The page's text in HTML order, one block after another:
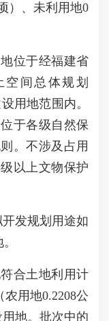
）、未利用地0
位于经福建省
间总体规划
用地范围内。
于各级自然保
。不涉及占用
以上文物保护
发规划用途如
合土地利用计
用地0.2208公
地。批次中的